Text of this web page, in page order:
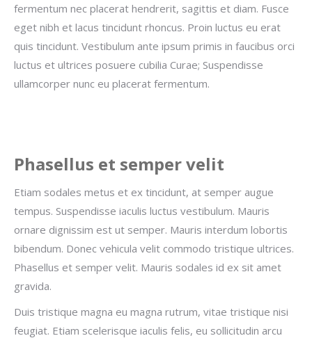
fermentum nec placerat hendrerit, sagittis et diam. Fusce
eget nibh et lacus tincidunt rhoncus. Proin luctus eu erat
quis tincidunt. Vestibulum ante ipsum primis in faucibus orci
luctus et ultrices posuere cubilia Curae; Suspendisse
ullamcorper nunc eu placerat fermentum.
Phasellus et semper velit
Etiam sodales metus et ex tincidunt, at semper augue
tempus. Suspendisse iaculis luctus vestibulum. Mauris
ornare dignissim est ut semper. Mauris interdum lobortis
bibendum. Donec vehicula velit commodo tristique ultrices.
Phasellus et semper velit. Mauris sodales id ex sit amet
gravida.
Duis tristique magna eu magna rutrum, vitae tristique nisi
feugiat. Etiam scelerisque iaculis felis, eu sollicitudin arcu